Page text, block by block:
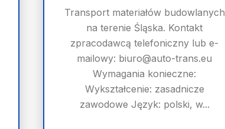
Transport materiałów budowlanych
na terenie Śląska. Kontakt
zpracodawcą telefoniczny lub e-
mailowy: biuro@auto-trans.eu
Wymagania konieczne:
Wykształcenie: zasadnicze
zawodowe Język: polski, w...